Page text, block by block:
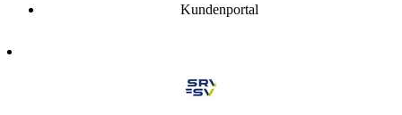
Kundenportal